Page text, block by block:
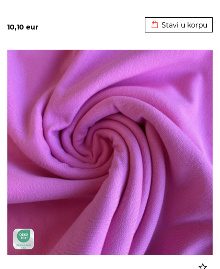
10,10 eur Stavi u korpu